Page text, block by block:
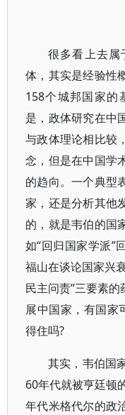
很多看上去属
体，其实是经验性
158个城邦国家的
是，政体研究在中
与政体理论相比较
念，但是在中国学
的趋向。一个典型
家，还是分析其他
的，就是韦伯的国
如“回归国家学派”
福山在谈论国家兴
民主问责”三要素
展中国家，有国家
得住吗?
其实，韦伯国
60年代就被亨廷顿
年代米格代尔的政